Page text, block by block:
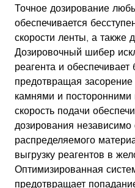
Точное дозирование
обеспечивается
скорости ленты, а
Дозировочный шибер
реагента и
предотвращая
камнями и
скорость подачи
дозирования независимо
распределяемого
выгрузку реагентов в
Оптимизированная
предотвращает